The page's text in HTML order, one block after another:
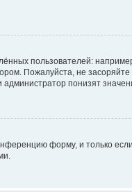
пользователей:
Пожалуйста, не
понизят
форму, и только